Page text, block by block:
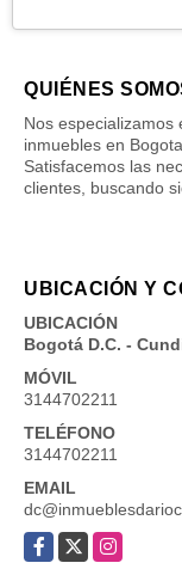
QUIÉNES
Nos especializamos
inmuebles en
Satisfacemos las
clientes, buscando
UBICACIÓN Y
UBICACIÓN
Bogotá D.C. -
MÓVIL
3144702211
TELÉFONO
3144702211
EMAIL
Facebook
X Instagram